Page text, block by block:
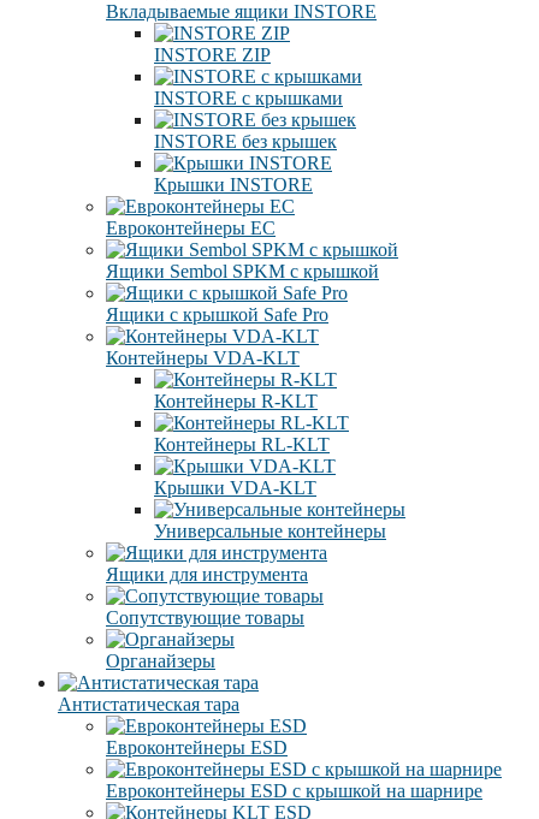
Вкладываемые ящики INSTORE
INSTORE ZIP
INSTORE с крышками
INSTORE без крышек
Крышки INSTORE
Евроконтейнеры ЕC
Ящики Sembol SPKM с крышкой
Ящики с крышкой Safe Pro
Контейнеры VDA-KLT
Контейнеры R-KLT
Контейнеры RL-KLT
Крышки VDA-KLT
Универсальные контейнеры
Ящики для инструмента
Сопутствующие товары
Органайзеры
Антистатическая тара
Eвроконтейнеры ЕSD
Евроконтейнеры ESD с крышкой на шарнире